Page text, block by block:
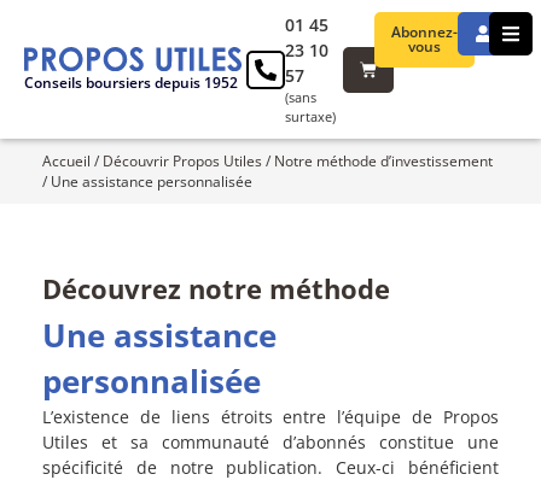
Conseils boursiers depuis 1952
Abonnez-
vous
01 45
23 10
57
(sans
surtaxe)
Accueil / Découvrir Propos Utiles/ Notre méthode d’investissement
/ Une assistance personnalisée
Découvrez notre méthode
Une assistance
personnalisée
L’existence de liens étroits entre l’équipe de Propos
Utiles et sa communauté d’abonnés constitue une
spécificité de notre publication. Ceux-ci bénéficient